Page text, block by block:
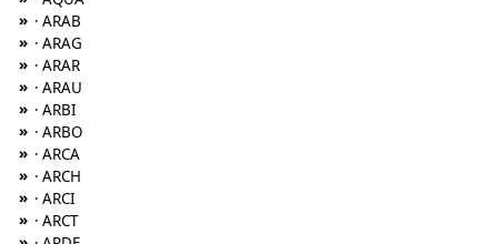
» · ARAB
» · ARAG
» · ARAR
» · ARAU
» · ARBI
» · ARBO
» · ARCA
» · ARCH
» · ARCI
» · ARCT